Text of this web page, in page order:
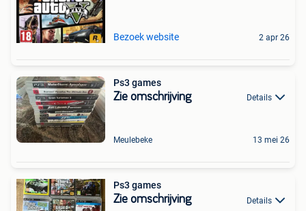
Bezoek website 2 apr 26
Ps3 games
Zie omschrijving Details
Meulebeke 13 mei 26
Ps3 games
Zie omschrijving Details